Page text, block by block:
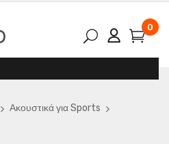
0
Ακουστικά για Sports